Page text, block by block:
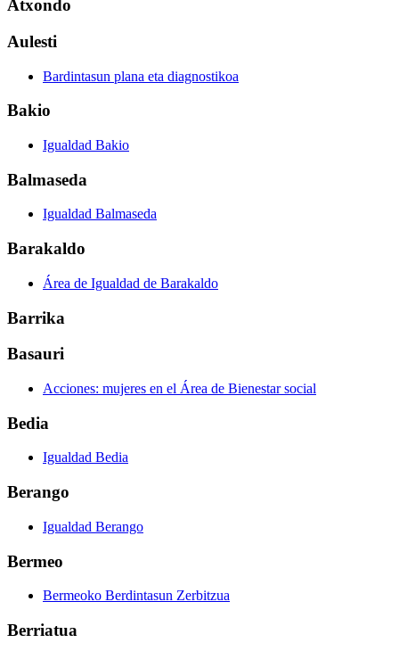
Atxondo
Aulesti
Bardintasun plana eta diagnostikoa
Bakio
Igualdad Bakio
Balmaseda
Igualdad Balmaseda
Barakaldo
Área de Igualdad de Barakaldo
Barrika
Basauri
Acciones: mujeres en el Área de Bienestar social
Bedia
Igualdad Bedia
Berango
Igualdad Berango
Bermeo
Bermeoko Berdintasun Zerbitzua
Berriatua